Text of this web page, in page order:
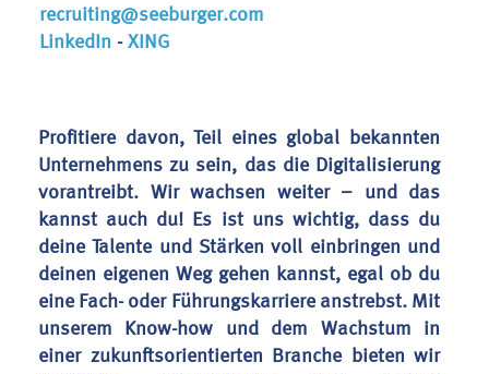
recruiting@seeburger.com
LinkedIn - XING
Profitiere davon, Teil eines global bekannten
Unternehmens zu sein, das die Digitalisierung
vorantreibt. Wir wachsen weiter – und das
kannst auch du! Es ist uns wichtig, dass du
deine Talente und Stärken voll einbringen und
deinen eigenen Weg gehen kannst, egal ob du
eine Fach- oder Führungskarriere anstrebst. Mit
unserem Know-how und dem Wachstum in
einer zukunftsorientierten Branche bieten wir